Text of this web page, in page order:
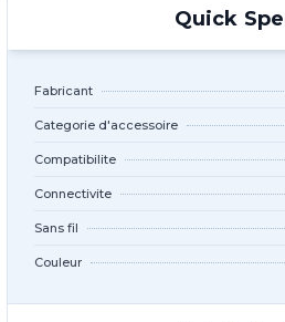
Quick
Fabricant
Categorie d'accessoire
Compatibilite
Connectivite
Sans fil
Couleur